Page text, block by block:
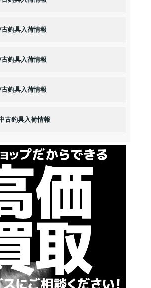
釣具入荷情報
釣具入荷情報
釣具入荷情報
古釣具入荷情報